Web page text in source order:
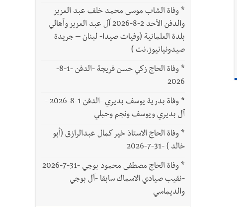
* وفاة الشاب موسى محمد خلف عبد العزيز
والدفن الأحد 2-8-2026 آل عبد العزيز وأهالي
بلدة العلمانية (وفيات صيدا- لبنان – جريدة
صيدونيانيوز.نت )
*
وفاة الحاج زكي حسن فريجة -الدفن -1-8-
2026
*
وفاة بدرية يوسف بديري -الدفن 1-8-2026 -
آل بديري ويوسف ونجم وحبلي
* وفاة الحاج الاستاذ خير كمال عبدالرازق (أبو
خالد ) -31-7-2026
*
وفاة الحاج مصطفى محمود بوجي -31-7-2026
-نقيب صيادي الاسماك سابقا -آل بوجي
والديماسي